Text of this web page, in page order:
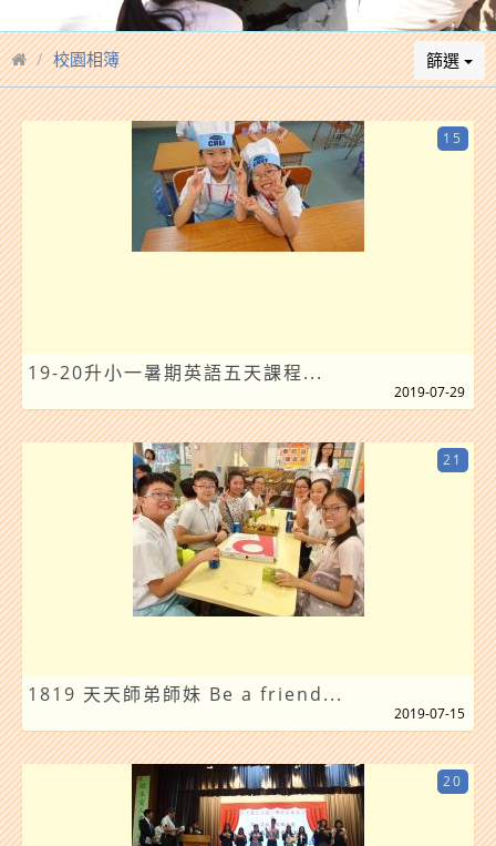
校園相簿 篩選
19-20升小一暑期英語五天課程...
15
2019-07-29
1819 天天師弟師妹 Be a friend...
21
2019-07-15
20